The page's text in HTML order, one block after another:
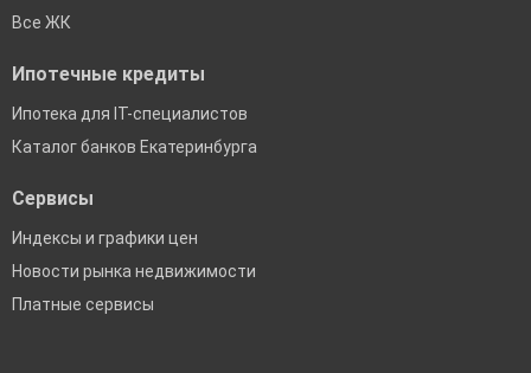
Все ЖК
Ипотечные кредиты
Ипотека для IT-специалистов
Каталог банков Екатеринбурга
Сервисы
Индексы и графики цен
Новости рынка недвижимости
Платные сервисы